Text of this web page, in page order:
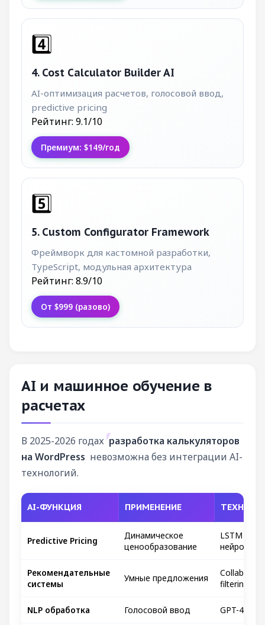
4️⃣
4. Cost Calculator Builder AI
AI-оптимизация расчетов, голосовой ввод,
predictive pricing
Рейтинг: 9.1/10
Премиум: $149/год
5️⃣
5. Custom Configurator Framework
Фреймворк для кастомной разработки,
TypeScript, модульная архитектура
Рейтинг: 8.9/10
От $999 (разово)
AI и машинное обучение в
расчетах
В 2025-2026 годах разработка калькуляторов
на WordPress невозможна без интеграции AI-
технологий.
AI-ФУНКЦИЯ ПРИМЕНЕНИЕ
Predictive Pricing
Динамическое
ценообразование
LSTM
нейросети
Рекомендательные
системы
Умные предложения
filtering
NLP обработка Голосовой ввод GPT-4 API